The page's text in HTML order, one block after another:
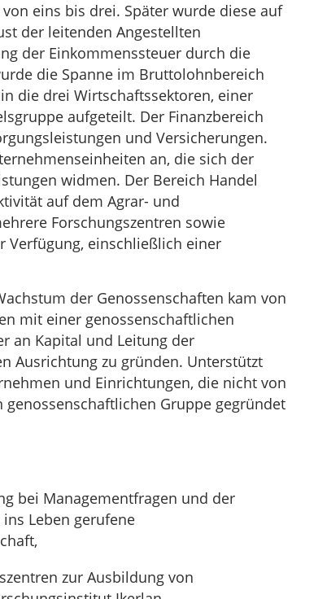
eins bis drei. Später wurde diese auf
der leitenden Angestellten
der Einkommenssteuer durch die
die Spanne im Bruttolohnbereich
die drei Wirtschaftssektoren, einer
aufgeteilt. Der Finanzbereich
und Versicherungen.
an, die sich der
widmen. Der Bereich Handel
auf dem Agrar- und
Forschungszentren sowie
Verfügung, einschließlich einer
der Genossenschaften kam von
mit einer genossenschaftlichen
an Kapital und Leitung der
Ausrichtung zu gründen. Unterstützt
und Einrichtungen, die nicht von
Gruppe gegründet
bei Managementfragen und der
Leben gerufene
zur Ausbildung von